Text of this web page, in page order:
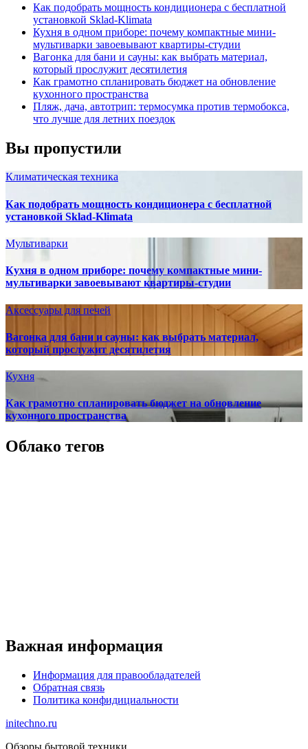
Как подобрать мощность кондиционера с бесплатной
установкой Sklad-Klimata
Кухня в одном приборе: почему компактные мини-
мультиварки завоевывают квартиры-студии
Вагонка для бани и сауны: как выбрать материал,
который прослужит десятилетия
Как грамотно спланировать бюджет на обновление
кухонного пространства
Пляж, дача, автотрип: термосумка против термобокса,
что лучше для летних поездок
Вы пропустили
Климатическая техника
Как подобрать мощность кондиционера с бесплатной
установкой Sklad-Klimata
Мультиварки
Кухня в одном приборе: почему компактные мини-
мультиварки завоевывают квартиры-студии
Аксессуары для печей
Вагонка для бани и сауны: как выбрать материал,
который прослужит десятилетия
Кухня
Как грамотно спланировать бюджет на обновление
кухонного пространства
Облако тегов
Важная информация
Информация для правообладателей
Обратная связь
Политика конфидициальности
initechno.ru